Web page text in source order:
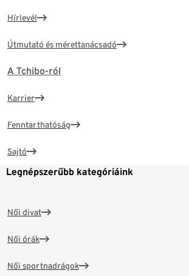
Hírlevél
Útmutató és mérettanácsadó
A Tchibo-ról
Karrier
Fenntarthatóság
Sajtó
Legnépszerűbb kategóriáink
Női divat
Női órák
Női sportnadrágok